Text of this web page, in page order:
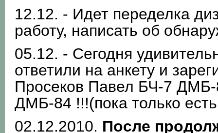
12.12. - Идет переделка
работу, написать об
05.12. - Сегодня
ответили на анкету и
Просеков Павел БЧ-7
ДМБ-84 !!!(пока только
02.12.2010. После